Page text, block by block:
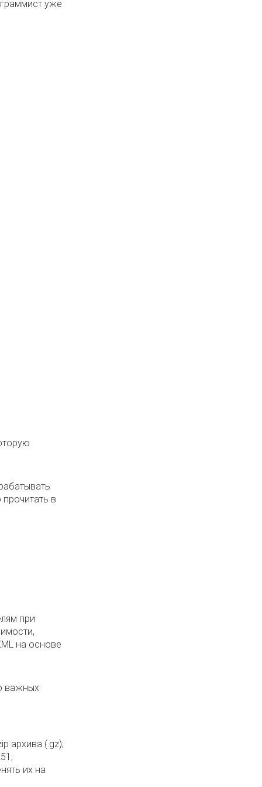
уже
в
при
на основе
важных
архива (.gz);
их на